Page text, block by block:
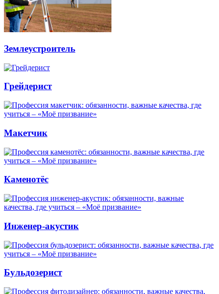
Землеустроитель
Грейдерист
Макетчик
Каменотёс
Инженер-акустик
Бульдозерист